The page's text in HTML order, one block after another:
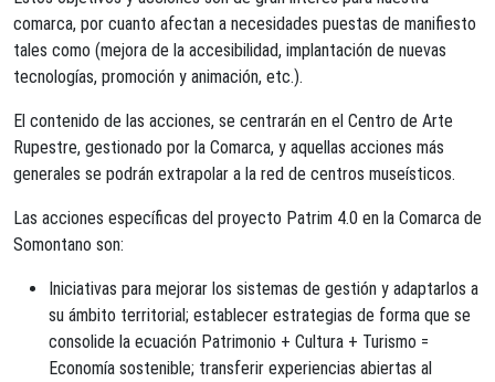
comarca, por cuanto afectan a necesidades puestas de manifiesto
tales como (mejora de la accesibilidad, implantación de nuevas
tecnologías, promoción y animación, etc.).
El contenido de las acciones, se centrarán en el Centro de Arte
Rupestre, gestionado por la Comarca, y aquellas acciones más
generales se podrán extrapolar a la red de centros museísticos.
Las acciones específicas del proyecto Patrim 4.0 en la Comarca de
Somontano son:
Iniciativas para mejorar los sistemas de gestión y adaptarlos a
su ámbito territorial; establecer estrategias de forma que se
consolide la ecuación Patrimonio + Cultura + Turismo =
Economía sostenible; transferir experiencias abiertas al